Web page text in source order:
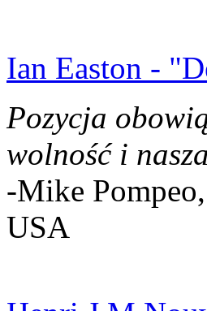
Ian Easton -
Pozycja
wolność i
-Mike
USA